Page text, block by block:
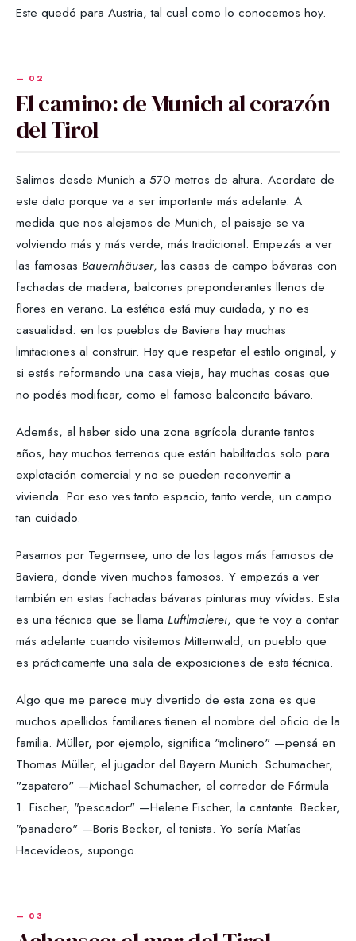
Este quedó para Austria, tal cual como lo conocemos hoy.
El camino: de Munich al corazón
del Tirol
Salimos desde Munich a 570 metros de altura. Acordate de
este dato porque va a ser importante más adelante. A
medida que nos alejamos de Munich, el paisaje se va
volviendo más y más verde, más tradicional. Empezás a ver
las famosas Bauernhäuser, las casas de campo bávaras con
fachadas de madera, balcones preponderantes llenos de
flores en verano. La estética está muy cuidada, y no es
casualidad: en los pueblos de Baviera hay muchas
limitaciones al construir. Hay que respetar el estilo original, y
si estás reformando una casa vieja, hay muchas cosas que
no podés modificar, como el famoso balconcito bávaro.
Además, al haber sido una zona agrícola durante tantos
años, hay muchos terrenos que están habilitados solo para
explotación comercial y no se pueden reconvertir a
vivienda. Por eso ves tanto espacio, tanto verde, un campo
tan cuidado.
Pasamos por Tegernsee, uno de los lagos más famosos de
Baviera, donde viven muchos famosos. Y empezás a ver
también en estas fachadas bávaras pinturas muy vívidas. Esta
es una técnica que se llama Lüftlmalerei, que te voy a contar
más adelante cuando visitemos Mittenwald, un pueblo que
es prácticamente una sala de exposiciones de esta técnica.
Algo que me parece muy divertido de esta zona es que
muchos apellidos familiares tienen el nombre del oficio de la
familia. Müller, por ejemplo, significa "molinero" —pensá en
Thomas Müller, el jugador del Bayern Munich. Schumacher,
"zapatero" —Michael Schumacher, el corredor de Fórmula
1. Fischer, "pescador" —Helene Fischer, la cantante. Becker,
"panadero" —Boris Becker, el tenista. Yo sería Matías
Hacevídeos, supongo.